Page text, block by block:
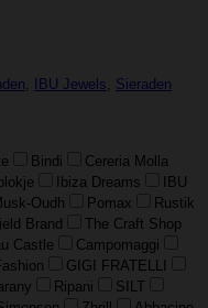
, IBU Jewels, Sieraden
Bindi
Cereria Molla
Ibiza Dreams
IBU
Oudh Pomax
Rustik
Brand
The Craft Shop
Castle
Campomaggi
GIGI FRATELLI
Ripani
SILT